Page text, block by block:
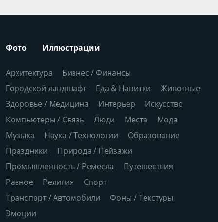
Фото Иллюстрации
Архитектура
Бизнес / Финансы
Городской ландшафт
Еда & Напитки
Животные
Здоровье / Медицина
Интерьер
Искусство
Компьютеры / Связь
Люди Места
Мода
Музыка
Наука / Технологии
Образование
Праздники
Природа / Пейзажи
Промышленность / Ремесла
Путешествия
Разное
Религия
Спорт
Транспорт / Автомобили
Фоны / Текстуры
Эмоции